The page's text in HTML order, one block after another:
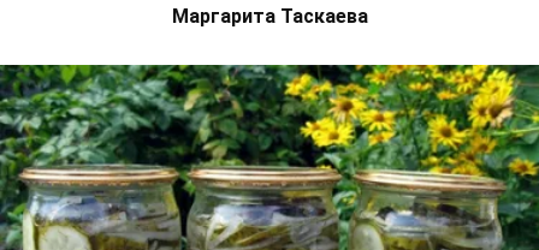
Маргарита Таскаева